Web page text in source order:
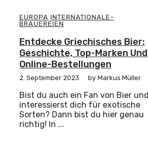
EUROPA INTERNATIONALE-
BRAUEREIEN
Entdecke Griechisches Bier:
Geschichte, Top-Marken Und
Online-Bestellungen
2. September 2023 by Markus Müller
Bist du auch ein Fan von Bier und
interessierst dich für exotische
Sorten? Dann bist du hier genau
richtig! In ...